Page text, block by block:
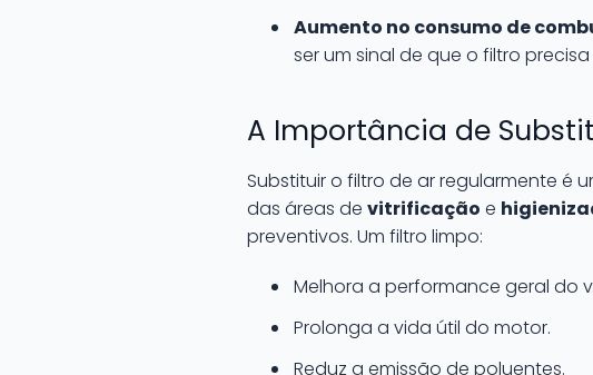
Aumento no consumo de
ser um sinal de que o filtro
A Importância de
Substituir o filtro de ar regularmente é
das áreas de vitrificação e
preventivos. Um filtro limpo:
Melhora a performance geral do
Prolonga a vida útil do motor.
Reduz a emissão de poluentes.